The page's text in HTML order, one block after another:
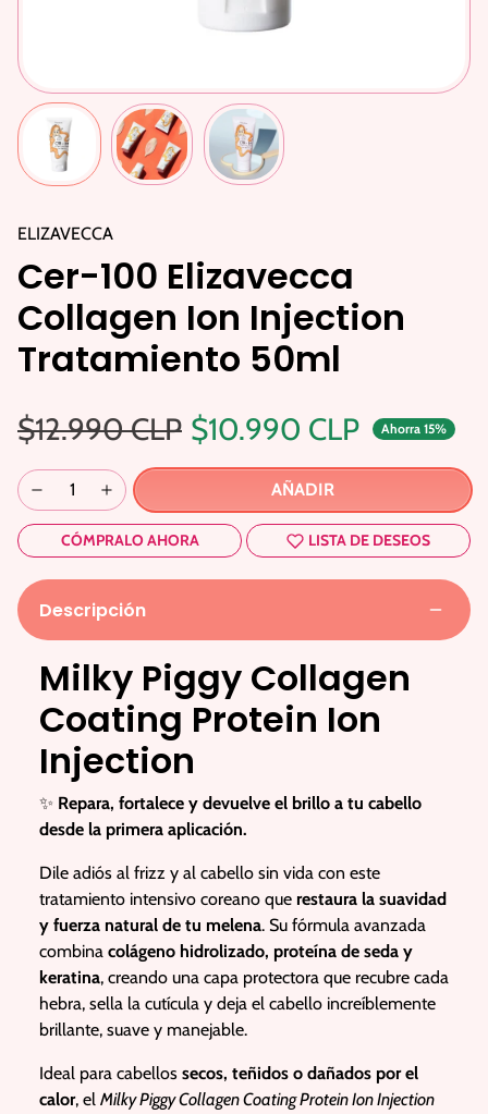
ELIZAVECCA
Cer-100 Elizavecca
Collagen Ion Injection
Tratamiento 50ml
Precio regular
$12.990 CLP Precio de oferta
$10.990 CLP Ahorra 15%
AÑADIR
CÓMPRALO AHORA LISTA DE DESEOS
Descripción
Milky Piggy Collagen
Coating Protein Ion
Injection
✨ Repara, fortalece y devuelve el brillo a tu cabello
desde la primera aplicación.
Dile adiós al frizz y al cabello sin vida con este
tratamiento intensivo coreano que restaura la suavidad
y fuerza natural de tu melena. Su fórmula avanzada
combina colágeno hidrolizado, proteína de seda y
keratina, creando una capa protectora que recubre cada
hebra, sella la cutícula y deja el cabello increíblemente
brillante, suave y manejable.
Ideal para cabellos secos, teñidos o dañados por el
calor, el Milky Piggy Collagen Coating Protein Ion Injection